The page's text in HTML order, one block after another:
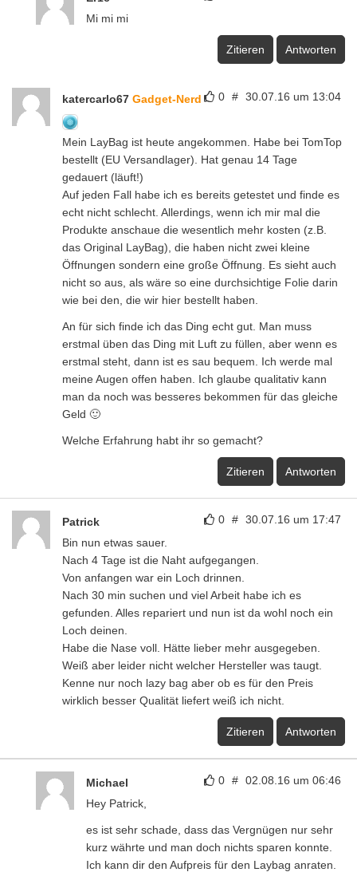
Mi mi mi
Zitieren Antworten
0 # 30.07.16 um 13:04
katercarlo67 Gadget-Nerd
Mein LayBag ist heute angekommen. Habe bei TomTop
bestellt (EU Versandlager). Hat genau 14 Tage
gedauert (läuft!)
Auf jeden Fall habe ich es bereits getestet und finde es
echt nicht schlecht. Allerdings, wenn ich mir mal die
Produkte anschaue die wesentlich mehr kosten (z.B.
das Original LayBag), die haben nicht zwei kleine
Öffnungen sondern eine große Öffnung. Es sieht auch
nicht so aus, als wäre so eine durchsichtige Folie darin
wie bei den, die wir hier bestellt haben.
An für sich finde ich das Ding echt gut. Man muss
erstmal üben das Ding mit Luft zu füllen, aber wenn es
erstmal steht, dann ist es sau bequem. Ich werde mal
meine Augen offen haben. Ich glaube qualitativ kann
man da noch was besseres bekommen für das gleiche
Geld 🙂
Welche Erfahrung habt ihr so gemacht?
Zitieren Antworten
0 # 30.07.16 um 17:47
Patrick
Bin nun etwas sauer.
Nach 4 Tage ist die Naht aufgegangen.
Von anfangen war ein Loch drinnen.
Nach 30 min suchen und viel Arbeit habe ich es
gefunden. Alles repariert und nun ist da wohl noch ein
Loch deinen.
Habe die Nase voll. Hätte lieber mehr ausgegeben.
Weiß aber leider nicht welcher Hersteller was taugt.
Kenne nur noch lazy bag aber ob es für den Preis
wirklich besser Qualität liefert weiß ich nicht.
Zitieren Antworten
0 # 02.08.16 um 06:46
Michael
Hey Patrick,
es ist sehr schade, dass das Vergnügen nur sehr
kurz währte und man doch nichts sparen konnte.
Ich kann dir den Aufpreis für den Laybag anraten.